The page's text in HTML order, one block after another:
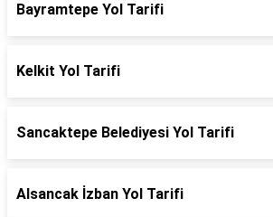
Bayramtepe Yol Tarifi
Kelkit Yol Tarifi
Sancaktepe Belediyesi Yol Tarifi
Alsancak İzban Yol Tarifi